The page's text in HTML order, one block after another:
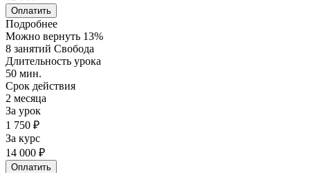
Оплатить
Подробнее
Можно вернуть 13%
8 занятий Свобода
Длительность урока
50 мин.
Срок действия
2 месяца
За урок
1 750 ₽
За курс
14 000 ₽
Оплатить